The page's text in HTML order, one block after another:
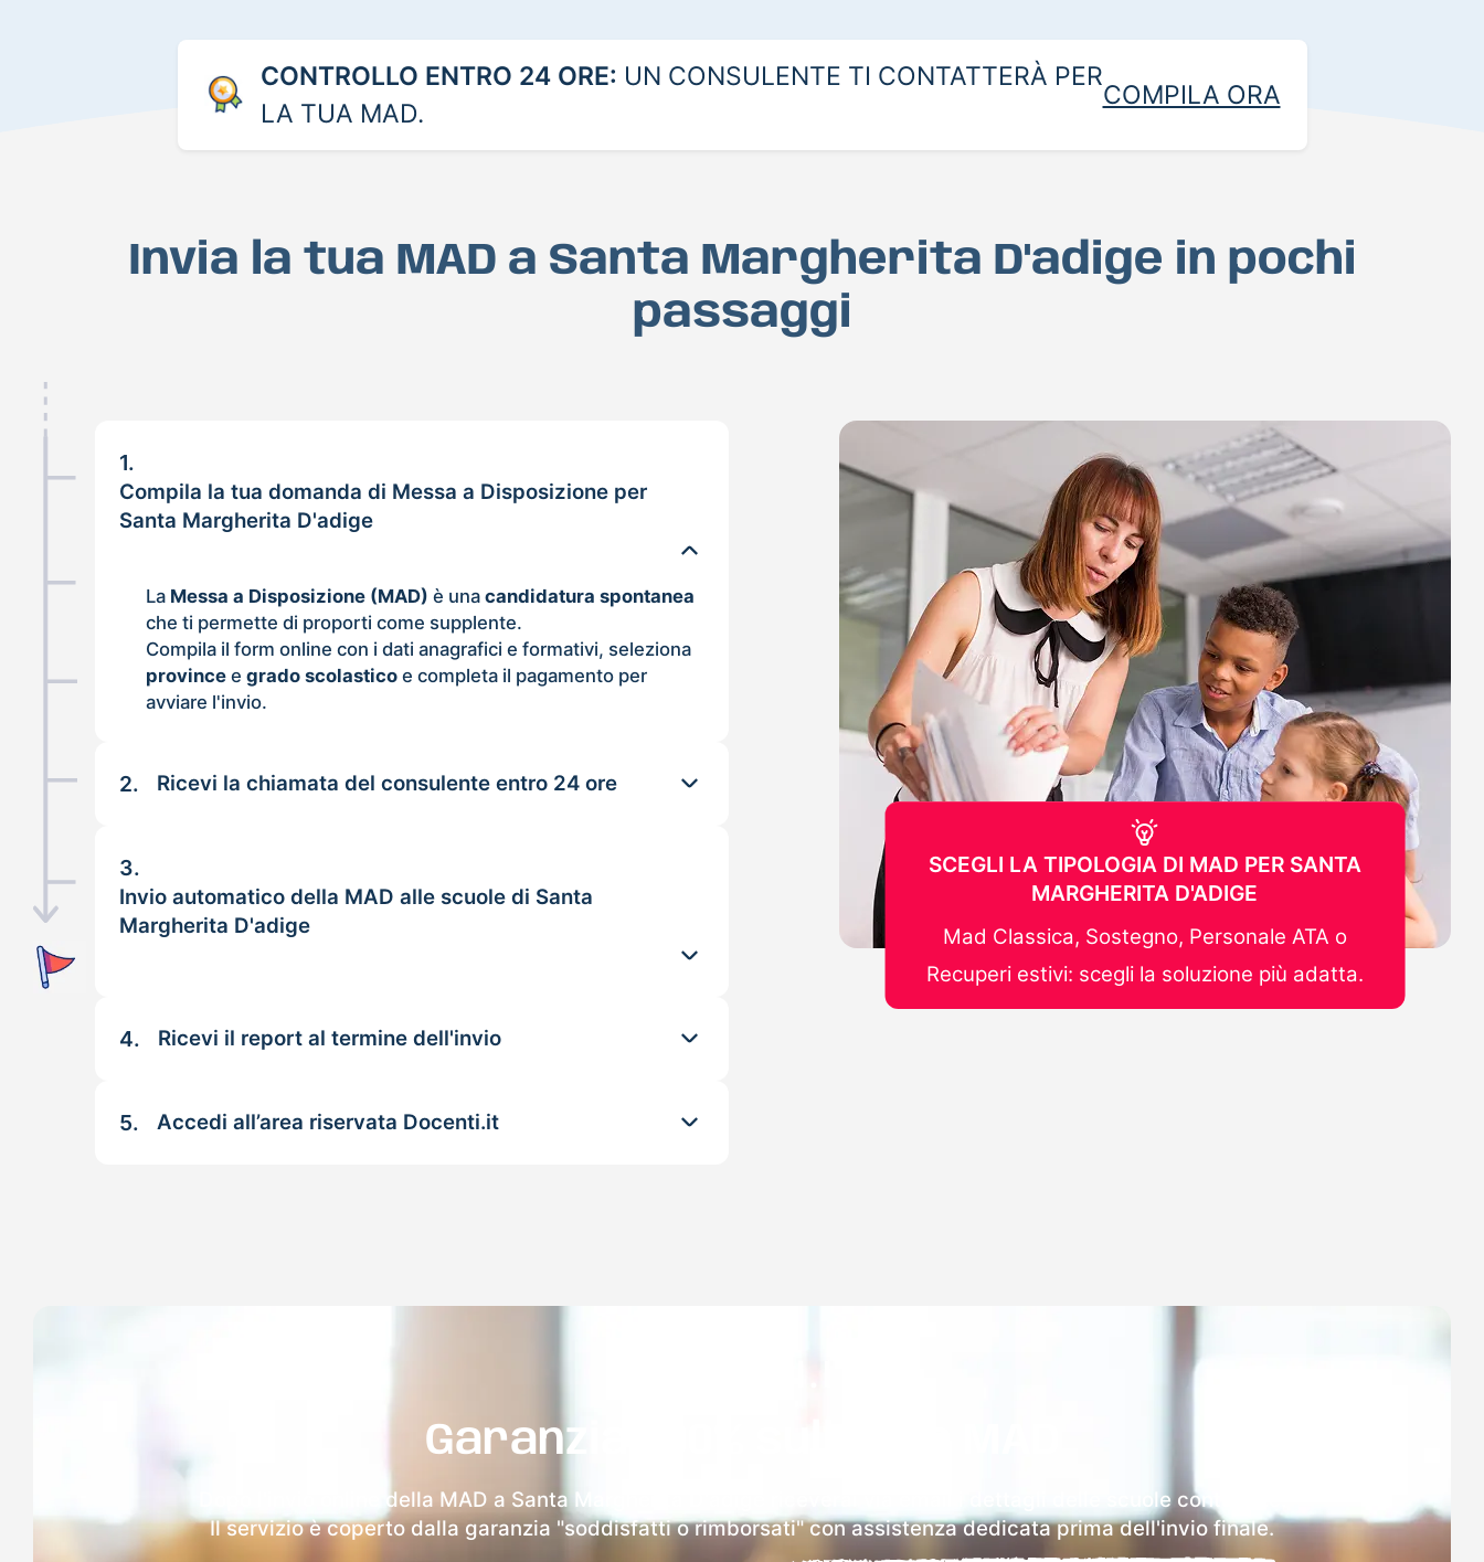
CONTROLLO ENTRO 24 ORE: UN CONSULENTE TI CONTATTERÀ PER
LA TUA MAD.
COMPILA ORA
Invia la tua MAD a Santa Margherita D'adige in pochi
passaggi
1.
Compila la tua domanda di Messa a Disposizione per
Santa Margherita D'adige
La Messa a Disposizione (MAD) è unacandidatura spontanea
che ti permette di proporti come supplente.
Compila il form online con i dati anagrafici e formativi, seleziona
province egrado scolastico e completa il pagamento per
avviare l'invio.
2. Ricevi la chiamata del consulente entro 24 ore
3.
Invio automatico della MAD alle scuole di Santa
Margherita D'adige
4. Ricevi il report al termine dell'invio
5. Accedi all’area riservata Docenti.it
SCEGLI LA TIPOLOGIA DI MAD PER SANTA
MARGHERITA D'ADIGE
Mad Classica, Sostegno, Personale ATA o
Recuperi estivi: scegli la soluzione più adatta.
Garanzia 100% sulla tua MAD
Dopo l'invio online della MAD a Santa Margherita D'adige riceverai via email i dettagli delle scuole contattate.
Il servizio è coperto dalla garanzia "soddisfatti o rimborsati" con assistenza dedicata prima dell'invio finale.